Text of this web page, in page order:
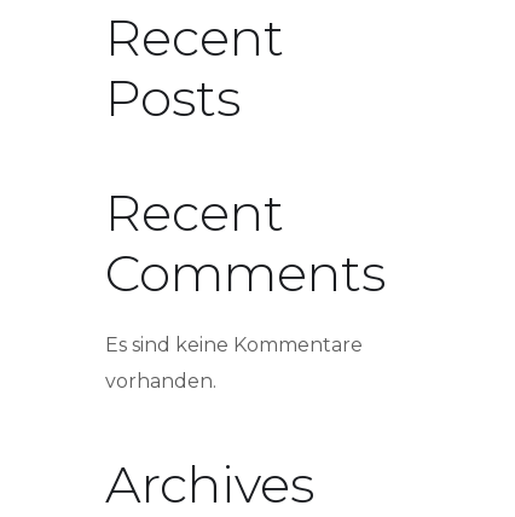
Recent
Posts
Recent
Comments
Es sind keine Kommentare
vorhanden.
Archives